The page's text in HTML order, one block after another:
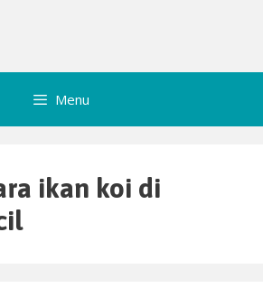
Menu
ikan koi di